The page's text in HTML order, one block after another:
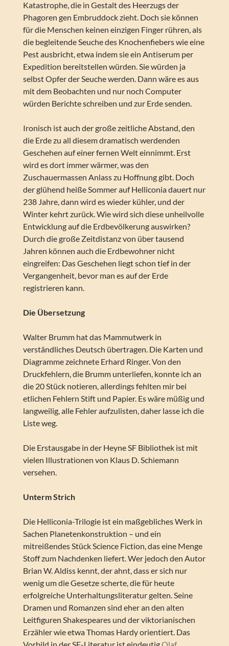
Katastrophe, die in Gestalt des Heerzugs der
Phagoren gen Embruddock zieht. Doch sie können
für die Menschen keinen einzigen Finger rühren, als
die begleitende Seuche des Knochenfiebers wie eine
Pest ausbricht, etwa indem sie ein Antiserum per
Expedition bereitstellen würden. Sie würden ja
selbst Opfer der Seuche werden. Dann wäre es aus
mit dem Beobachten und nur noch Computer
würden Berichte schreiben und zur Erde senden.
Ironisch ist auch der große zeitliche Abstand, den
die Erde zu all diesem dramatisch werdenden
Geschehen auf einer fernen Welt einnimmt. Erst
wird es dort immer wärmer, was den
Zuschauermassen Anlass zu Hoffnung gibt. Doch
der glühend heiße Sommer auf Helliconia dauert nur
238 Jahre, dann wird es wieder kühler, und der
Winter kehrt zurück. Wie wird sich diese unheilvolle
Entwicklung auf die Erdbevölkerung auswirken?
Durch die große Zeitdistanz von über tausend
Jahren können auch die Erdbewohner nicht
eingreifen: Das Geschehen liegt schon tief in der
Vergangenheit, bevor man es auf der Erde
registrieren kann.
Die Übersetzung
Walter Brumm hat das Mammutwerk in
verständliches Deutsch übertragen. Die Karten und
Diagramme zeichnete Erhard Ringer. Von den
Druckfehlern, die Brumm unterliefen, konnte ich an
die 20 Stück notieren, allerdings fehlten mir bei
etlichen Fehlern Stift und Papier. Es wäre müßig und
langweilig, alle Fehler aufzulisten, daher lasse ich die
Liste weg.
Die Erstausgabe in der Heyne SF Bibliothek ist mit
vielen Illustrationen von Klaus D. Schiemann
versehen.
Unterm Strich
Die Helliconia-Trilogie ist ein maßgebliches Werk in
Sachen Planetenkonstruktion – und ein
mitreißendes Stück Science Fiction, das eine Menge
Stoff zum Nachdenken liefert. Wer jedoch den Autor
Brian W. Aldiss kennt, der ahnt, dass er sich nur
wenig um die Gesetze scherte, die für heute
erfolgreiche Unterhaltungsliteratur gelten. Seine
Dramen und Romanzen sind eher an den alten
Leitfiguren Shakespeares und der viktorianischen
Erzähler wie etwa Thomas Hardy orientiert. Das